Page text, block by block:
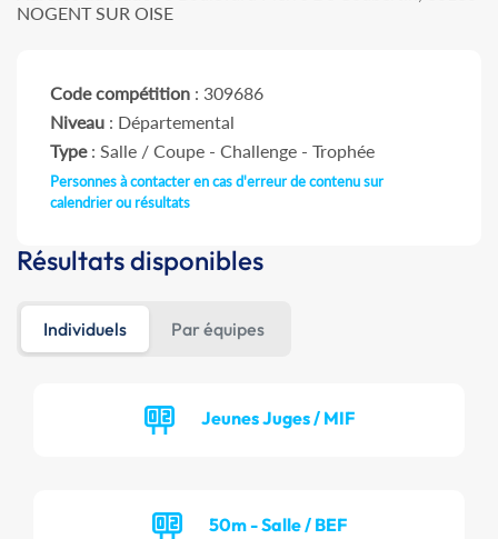
NOGENT SUR OISE
Code compétition : 309686
Niveau : Départemental
Type: Salle / Coupe - Challenge - Trophée
Personnes à contacter en cas d'erreur de contenu sur
calendrier ou résultats
Résultats disponibles
Individuels Par équipes
Jeunes Juges / MIF
50m - Salle / BEF